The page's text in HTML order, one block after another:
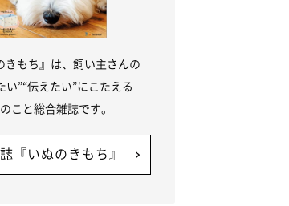
きもち』は、飼い主さんの
い”“伝えたい”にこたえる
こと総合雑誌です。
『いぬのきもち』